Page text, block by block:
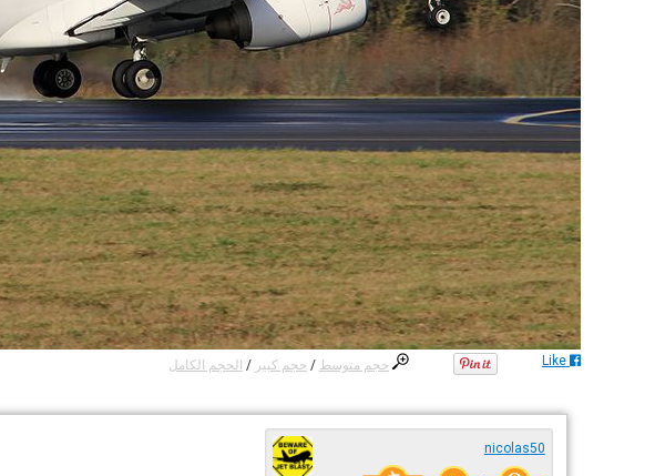
حجم متوسط / حجم كبير / الحجم الكامل Like
nicolas50